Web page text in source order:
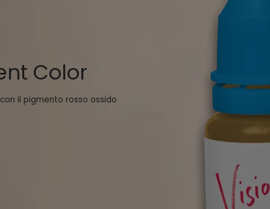
Color
il pigmento rosso ossido